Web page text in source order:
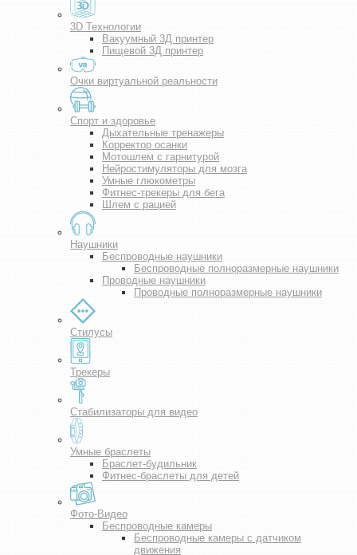
3D Технологии
Вакуумный 3Д принтер
Пищевой 3Д принтер
Очки виртуальной реальности
Спорт и здоровье
Дыхательные тренажеры
Корректор осанки
Мотошлем с гарнитурой
Нейростимуляторы для мозга
Умные глюкометры
Фитнес-трекеры для бега
Шлем с рацией
Наушники
Беспроводные наушники
Беспроводные полноразмерные наушники
Проводные наушники
Проводные полноразмерные наушники
Стилусы
Трекеры
Стабилизаторы для видео
Умные браслеты
Браслет-будильник
Фитнес-браслеты для детей
Фото-Видео
Беспроводные камеры
Беспроводные камеры с датчиком
движения